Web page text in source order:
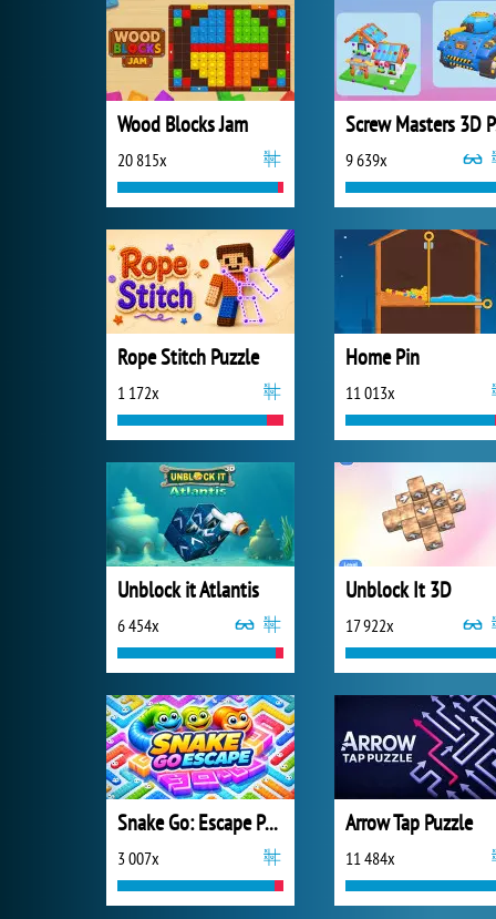
Wood Blocks Jam
20 815x 9 639x
Rope Stitch Puzzle
1 172x
Home Pin
11 013x
Unblock it Atlantis
6 454x
Unblock It 3D
17 922x
Snake Go: Escape Puzzle
3 007x
Arrow Tap Puzzle
11 484x